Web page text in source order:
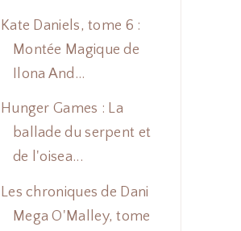
Kate Daniels, tome 6 :
Montée Magique de
Ilona And...
Hunger Games : La
ballade du serpent et
de l'oisea...
Les chroniques de Dani
Mega O'Malley, tome